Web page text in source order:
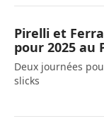
Pirelli et
pour 2025 au
Deux journées
slicks